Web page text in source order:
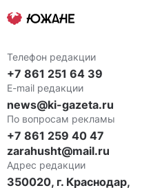
Телефон редакции
+7 861 251 64 39
E-mail редакции
news@ki-gazeta.ru
По вопросам рекламы
+7 861 259 40 47
zarahusht@mail.ru
Адрес редакции
350020, г. Краснодар,